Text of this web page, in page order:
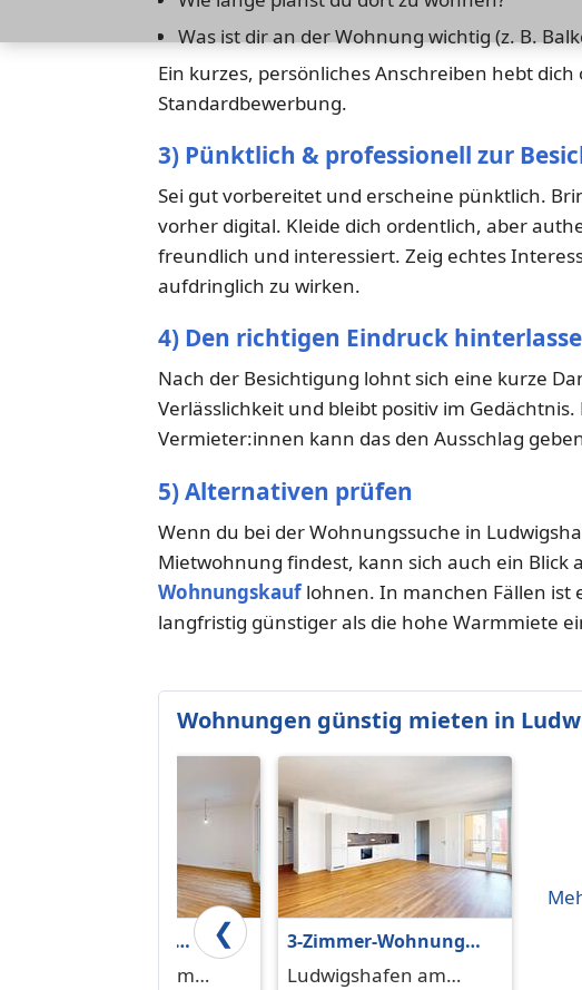
Was ist dir an der Wohnung wichtig (z. B.
Ein kurzes, persönliches Anschreiben hebt
Standardbewerbung.
3) Pünktlich & professionell zur
Sei gut vorbereitet und erscheine pünktlich.
vorher digital. Kleide dich ordentlich, aber
freundlich und interessiert. Zeig echtes
aufdringlich zu wirken.
4) Den richtigen Eindruck
Nach der Besichtigung lohnt sich eine kurze
Verlässlichkeit und bleibt positiv im
Vermieter:innen kann das den Ausschlag
5) Alternativen prüfen
Wenn du bei der Wohnungssuche in
Mietwohnung findest, kann sich auch ein Blick
Wohnungskauflohnen. In manchen Fällen ist
langfristig günstiger als die hohe Warmmiete
Wohnungen günstig mieten in
❮
Ludwigshafen am
3-Zimmer-Wohnung
mit Fußbodenheizung
Ludwigshafen am